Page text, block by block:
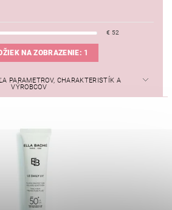
€ 52
NA ZOBRAZENIE: 1
PARAMETROV, CHARAKTERISTÍK A
VÝROBCOV